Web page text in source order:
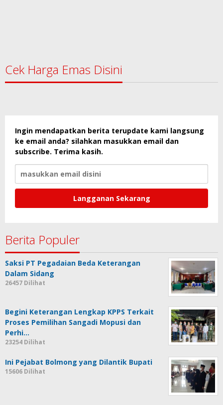
Cek Harga Emas Disini
Ingin mendapatkan berita terupdate kami langsung
ke email anda? silahkan masukkan email dan
subscribe. Terima kasih.
Berita Populer
Saksi PT Pegadaian Beda Keterangan
Dalam Sidang
26457 Dilihat
Begini Keterangan Lengkap KPPS Terkait
Proses Pemilihan Sangadi Mopusi dan
Perhi…
23254 Dilihat
Ini Pejabat Bolmong yang Dilantik Bupati
15606 Dilihat